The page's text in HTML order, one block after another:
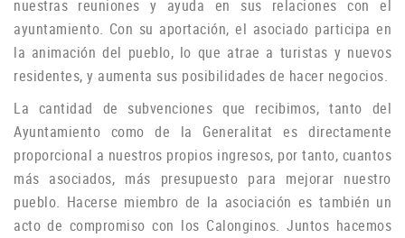
nuestras reuniones y ayuda en sus relaciones con el
ayuntamiento. Con su aportación, el asociado participa en
la animación del pueblo, lo que atrae a turistas y nuevos
residentes, y aumenta sus posibilidades de hacer negocios.
La cantidad de subvenciones que recibimos, tanto del
Ayuntamiento como de la Generalitat es directamente
proporcional a nuestros propios ingresos, por tanto, cuantos
más asociados, más presupuesto para mejorar nuestro
pueblo. Hacerse miembro de la asociación es también un
acto de compromiso con los Calonginos.Juntos hacemos